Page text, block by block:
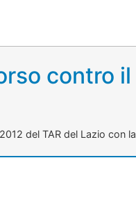
contro il
del TAR del Lazio con la